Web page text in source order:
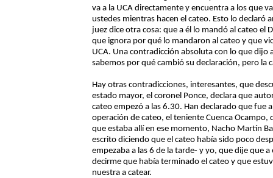
va a la UCA directamente y encuentra a los que
ustedes mientras hacen el cateo. Esto lo declaró
juez dice otra cosa: que a él lo mandó al cateo el
que ignora por qué lo mandaron al cateo y que
UCA. Una contradicción absoluta con lo que
sabemos por qué cambió su declaración, pero la
Hay otras contradicciones, interesantes, que
estado mayor, el coronel Ponce, declara que
cateo empezó a las 6.30. Han declarado que fue
operación de cateo, el teniente Cuenca
que estaba allí en ese momento, Nacho Martín
escrito diciendo que el cateo había sido poco
empezaba a las 6 de la tarde- y yo, que dije que
decirme que había terminado el cateo y que
nuestra a catear.